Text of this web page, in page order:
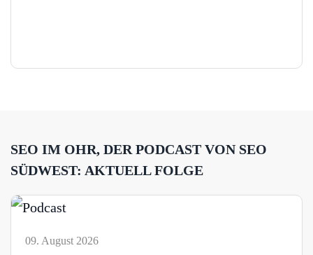
SEO IM OHR, DER PODCAST VON SEO
SÜDWEST: AKTUELL FOLGE
09. August 2026